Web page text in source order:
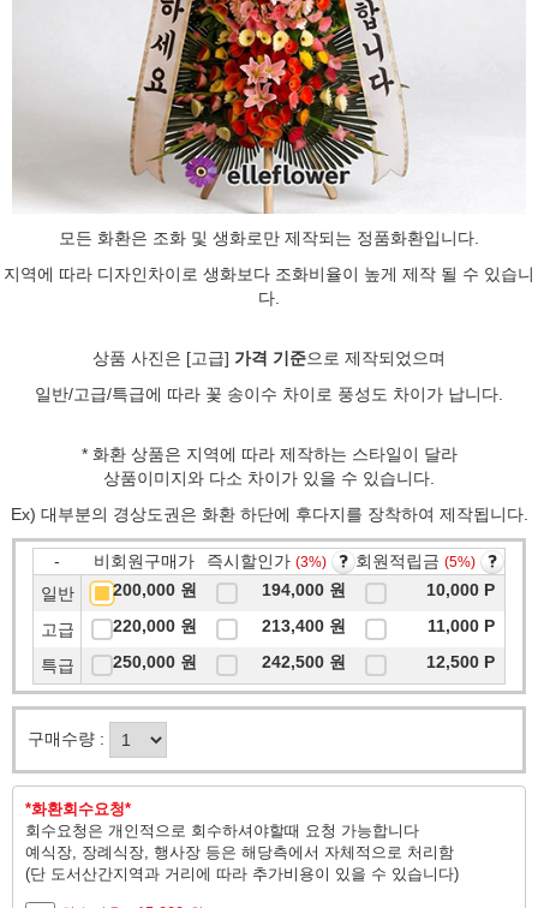
모든 화환은 조화 및 생화로만 제작되는 정품화환입니다.
지역에 따라 디자인차이로 생화보다 조화비율이 높게 제작 될 수 있습니
다.
상품 사진은 [고급] 가격 기준으로 제작되었으며
일반/고급/특급에 따라 꽃 송이수 차이로 풍성도 차이가 납니다.
* 화환 상품은 지역에 따라 제작하는 스타일이 달라
상품이미지와 다소 차이가 있을 수 있습니다.
Ex) 대부분의 경상도권은 화환 하단에 후다지를 장착하여 제작됩니다.
- 비회원구매가 즉시할인가 (3%) 회원적립금 (5%)
일반 200,000 원 194,000 원 10,000 P
고급 220,000 원 213,400 원 11,000 P
특급 250,000 원 242,500 원 12,500 P
구매수량 :
*화환회수요청*
회수요청은 개인적으로 회수하셔야할때 요청 가능합니다
예식장, 장례식장, 행사장 등은 해당측에서 자체적으로 처리함
(단 도서산간지역과 거리에 따라 추가비용이 있을 수 있습니다)